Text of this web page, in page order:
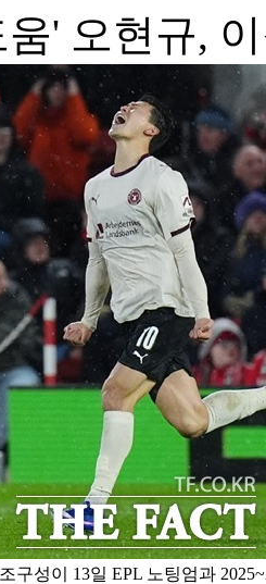
움' 오현규,
구성이 13일 EPL 노팅엄과